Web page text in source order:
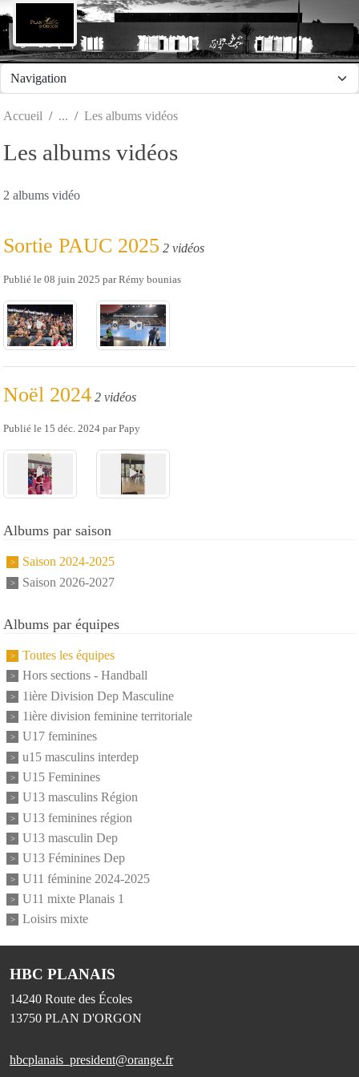
Accueil Les albums vidéos
Les albums vidéos
2 albums vidéo
Sortie PAUC 2025 2 vidéos
Publié le 08 juin 2025 parRémy bounias
Noël 2024 2 vidéos
Publié le 15 déc. 2024 parPapy
Albums par saison
Saison 2024-2025
Saison 2026-2027
Albums par équipes
Toutes les équipes
Hors sections - Handball
1ière Division Dep Masculine
1ière division feminine territoriale
U17 feminines
u15 masculins interdep
U15 Feminines
U13 masculins Région
U13 feminines région
U13 masculin Dep
U13 Féminines Dep
U11 féminine 2024-2025
U11 mixte Planais 1
Loisirs mixte
HBC PLANAIS
14240 Route des Écoles
13750 PLAN D'ORGON
hbcplanais_president@orange.fr
Panneau de gestion des cookies